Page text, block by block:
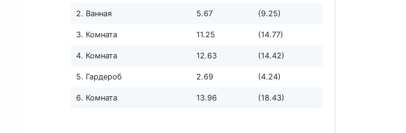
2. Ванная 5.67 (9.25)
3. Комната 11.25 (14.77)
4. Комната 12.63 (14.42)
5. Гардероб 2.69 (4.24)
6. Комната 13.96 (18.43)